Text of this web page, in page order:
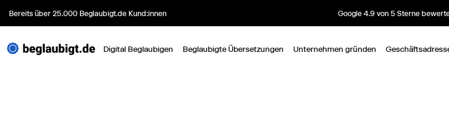
Bereits über 25.000 Beglaubigt.de Kund:innen Google 4.9 von 5 Sterne
Digital Beglaubigen Beglaubigte Übersetzungen Unternehmen gründen